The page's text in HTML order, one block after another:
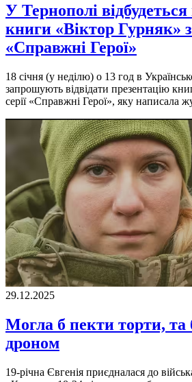
У Тернополі відбудеться
книги «Віктор Гурняк» з
«Справжні Герої»
18 січня (у неділю) о 13 год в
запрошують відвідати презентацію
серії «Справжні Герої», яку написала
29.12.2025
Могла б пекти торти, та
дроном
19-річна Євгенія приєдналася до